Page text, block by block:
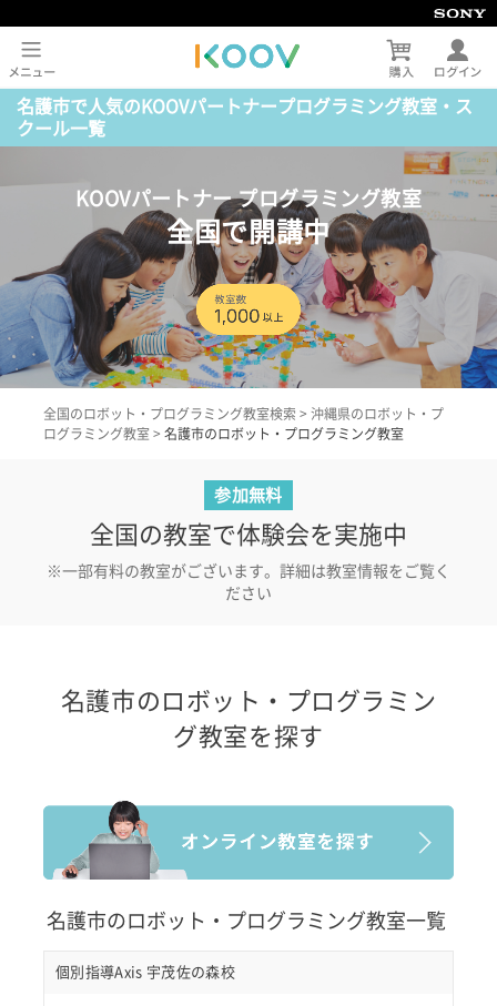
名護市で人気のKOOVパートナープログラミング教室・ス
クール一覧
KOOVパートナー プログラミング教室
全国で開講中
全国のロボット・プログラミング教室検索 > 沖縄県のロボット・プ
ログラミング教室 > 名護市のロボット・プログラミング教室
参加無料
全国の教室で体験会を実施中
※一部有料の教室がございます。詳細は教室情報をご覧く
ださい
名護市のロボット・プログラミン
グ教室を探す
名護市のロボット・プログラミング教室一覧
個別指導Axis 宇茂佐の森校